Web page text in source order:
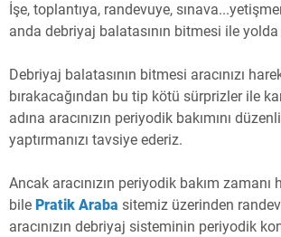
İşe, toplantıya, randevuye,
anda debriyaj balatasının bitmesi ile
Debriyaj balatasının bitmesi aracınızı
bırakacağından bu tip kötü sürprizler ile
adına aracınızın periyodik bakımını
yaptırmanızı tavsiye ederiz.
Ancak aracınızın periyodik bakım
bile Pratik Araba sitemiz üzerinden
aracınızın debriyaj sisteminin periyodik